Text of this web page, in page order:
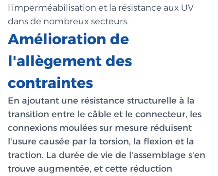
l'imperméabilisation et la résistance aux UV
dans de nombreux secteurs.
Amélioration de
l'allègement des
contraintes
En ajoutant une résistance structurelle à la
transition entre le câble et le connecteur, les
connexions moulées sur mesure réduisent
l'usure causée par la torsion, la flexion et la
traction. La durée de vie de l'assemblage s'en
trouve augmentée, et cette réduction